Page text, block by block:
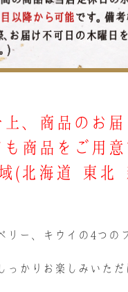
、商品のお
商品をご用
(北海道･東北
リー、キウイの4つ
っかりお楽しみい